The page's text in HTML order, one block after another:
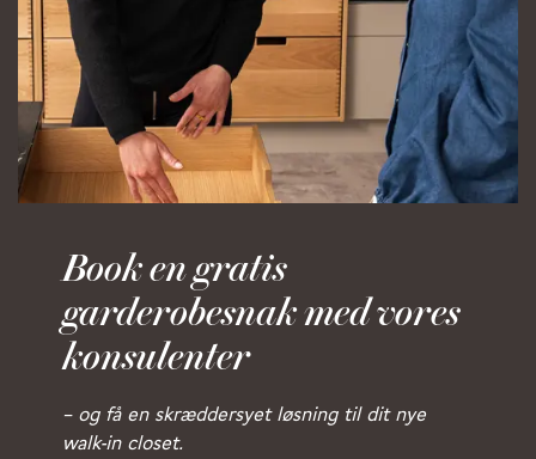
Book en gratis
garderobesnak med vores
konsulenter
– og få en skræddersyet løsning til dit nye
walk-in closet.